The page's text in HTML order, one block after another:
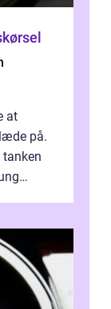
at
på.
tanken